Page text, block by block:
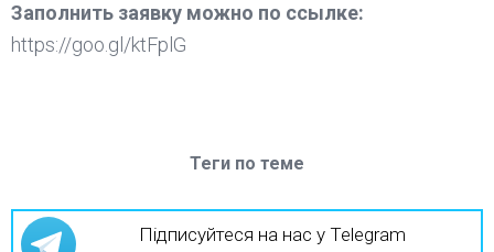
Заполнить заявку можно по ссылке:
https://goo.gl/ktFplG
Теги по теме
Підписуйтеся на нас у Telegram